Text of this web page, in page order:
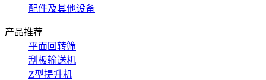
配件及其他设备
产品推荐
平面回转筛
刮板输送机
Z型提升机